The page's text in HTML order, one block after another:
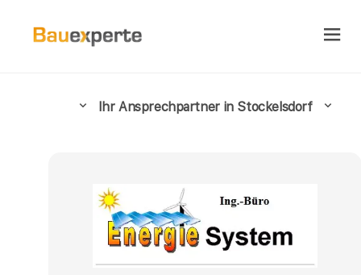
Ihr Ansprechpartner in Stockelsdorf